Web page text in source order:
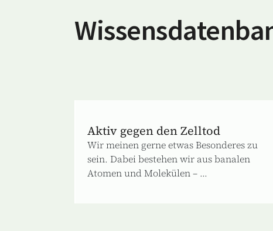
Aktiv gegen den Zelltod
Wir meinen gerne etwas Besonderes zu
sein. Dabei bestehen wir aus banalen
Atomen und Molekülen – ...